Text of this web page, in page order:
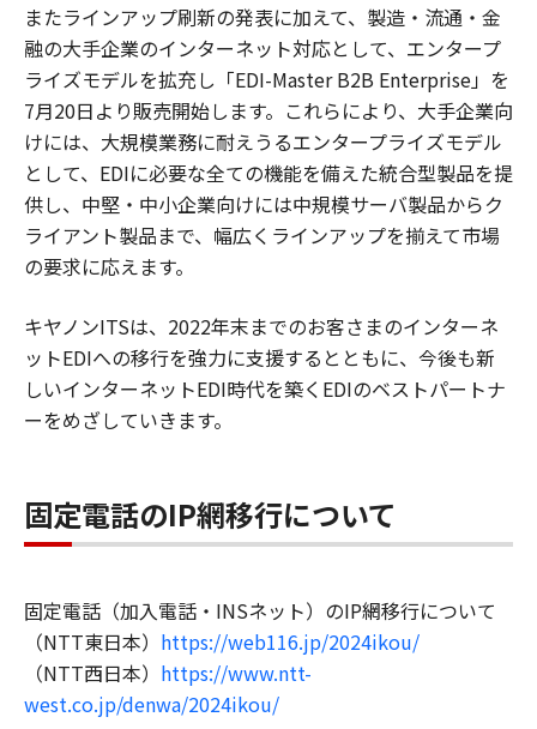
またラインアップ刷新の発表に加えて、製造・流通・金
融の大手企業のインターネット対応として、エンタープ
ライズモデルを拡充し「EDI-Master B2B Enterprise」を
7月20日より販売開始します。これらにより、大手企業向
けには、大規模業務に耐えうるエンタープライズモデル
として、EDIに必要な全ての機能を備えた統合型製品を提
供し、中堅・中小企業向けには中規模サーバ製品からク
ライアント製品まで、幅広くラインアップを揃えて市場
の要求に応えます。
キヤノンITSは、2022年末までのお客さまのインターネ
ットEDIへの移行を強力に支援するとともに、今後も新
しいインターネットEDI時代を築くEDIのベストパートナ
ーをめざしていきます。
固定電話のIP網移行について
固定電話（加入電話・INSネット）のIP網移行について
（NTT東日本） https://web116.jp/2024ikou/
（NTT西日本） https://www.ntt-
west.co.jp/denwa/2024ikou/